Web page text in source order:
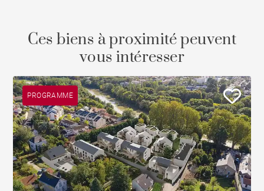
Ces biens à proximité peuvent
vous intéresser
PROGRAMME